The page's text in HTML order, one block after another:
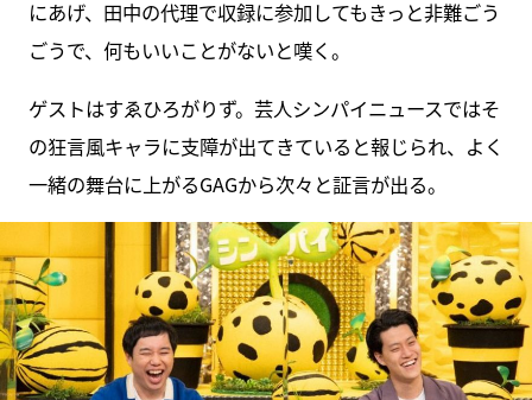
にあげ、田中の代理で収録に参加してもきっと非難ごう
ごうで、何もいいことがないと嘆く。
ゲストはすゑひろがりず。芸人シンパイニュースではそ
の狂言風キャラに支障が出てきていると報じられ、よく
一緒の舞台に上がるGAGから次々と証言が出る。